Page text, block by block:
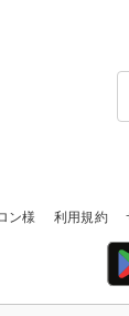
ン様 利用規約